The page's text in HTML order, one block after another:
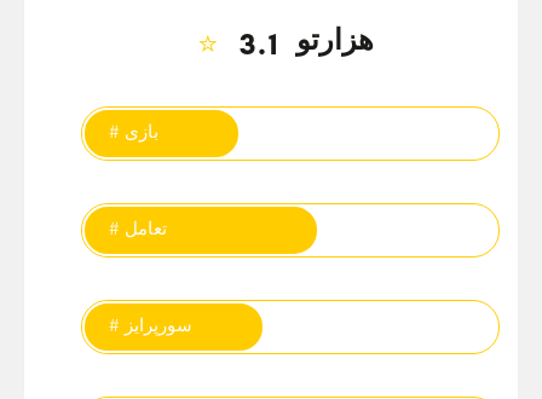
هزارتو ⭐ 3.1
# بازی
# تعامل
# سورپرایز